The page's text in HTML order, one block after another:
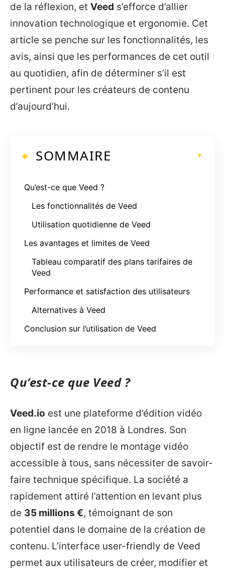
de la réflexion, et Veed s’efforce d’allier
innovation technologique et ergonomie. Cet
article se penche sur les fonctionnalités, les
avis, ainsi que les performances de cet outil
au quotidien, afin de déterminer s’il est
pertinent pour les créateurs de contenu
d’aujourd’hui.
SOMMAIRE
Qu’est-ce que Veed ?
Les fonctionnalités de Veed
Utilisation quotidienne de Veed
Les avantages et limites de Veed
Tableau comparatif des plans tarifaires de
Veed
Performance et satisfaction des utilisateurs
Alternatives à Veed
Conclusion sur l’utilisation de Veed
Qu’est-ce que Veed ?
Veed.io est une plateforme d’édition vidéo
en ligne lancée en 2018 à Londres. Son
objectif est de rendre le montage vidéo
accessible à tous, sans nécessiter de savoir-
faire technique spécifique. La société a
rapidement attiré l’attention en levant plus
de 35 millions €, témoignant de son
potentiel dans le domaine de la création de
contenu. L’interface user-friendly de Veed
permet aux utilisateurs de créer, modifier et